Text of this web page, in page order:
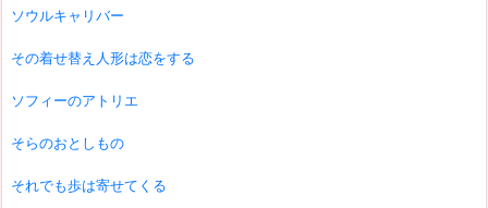
ソウルキャリバー
その着せ替え人形は恋をする
ソフィーのアトリエ
そらのおとしもの
それでも歩は寄せてくる